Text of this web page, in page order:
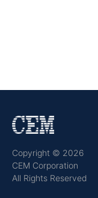
Copyright © 2026
CEM Corporation
All Rights Reserved